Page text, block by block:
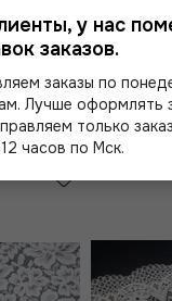
23
В
499 ₽
см, айвори
у нас
заказов.
заказы по
Лучше оформлять
только
часов по Мск.